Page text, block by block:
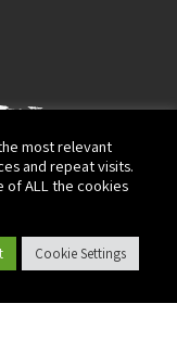
most relevant
and repeat visits.
of ALL the cookies.
Cookie Settings